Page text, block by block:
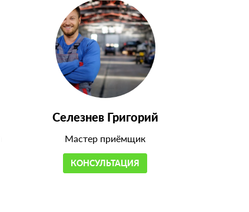
Селезнев Григорий
Мастер приёмщик
КОНСУЛЬТАЦИЯ